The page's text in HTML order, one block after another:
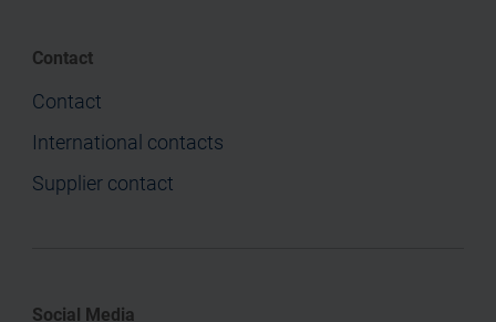
Contact
Contact
International contacts
Supplier contact
Social Media